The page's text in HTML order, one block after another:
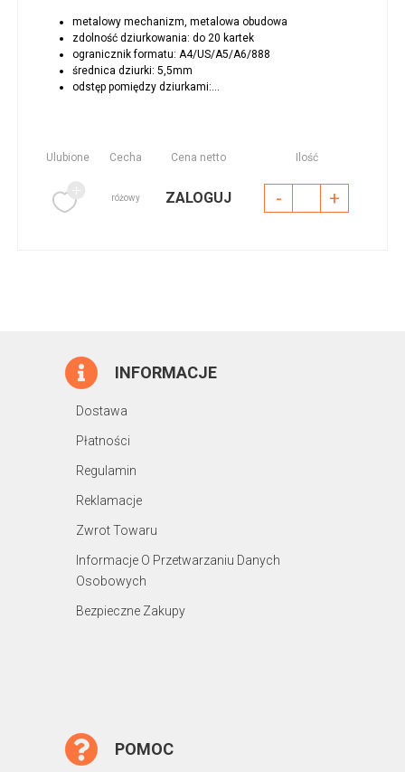
metalowy mechanizm, metalowa obudowa
zdolność dziurkowania: do 20 kartek
ogranicznik formatu: A4/US/A5/A6/888
średnica dziurki: 5,5mm
odstęp pomiędzy dziurkami:...
Ulubione Cecha Cena netto Ilość
różowy ZALOGUJ - +
INFORMACJE
Dostawa
Płatności
Regulamin
Reklamacje
Zwrot Towaru
Informacje O Przetwarzaniu Danych
Osobowych
Bezpieczne Zakupy
POMOC